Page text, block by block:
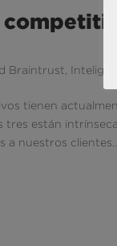
Braintrust
tienen
tres están
nuestros clientes....